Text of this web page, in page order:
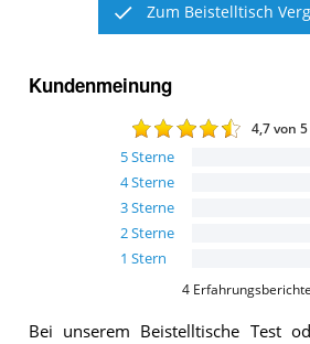
Zum Beistelltisch
Kundenmeinung
4,7von 5
5Sterne
4Sterne
3Sterne
2Sterne
1 Stern
4 Erfahrungsberichte
Bei unserem Beistelltische Test